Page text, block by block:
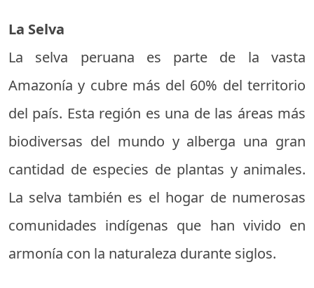
La Selva
La selva peruana es parte de la vasta
Amazonía y cubre más del 60% del territorio
del país. Esta región es una de las áreas más
biodiversas del mundo y alberga una gran
cantidad de especies de plantas y animales.
La selva también es el hogar de numerosas
comunidades indígenas que han vivido en
armonía con la naturaleza durante siglos.